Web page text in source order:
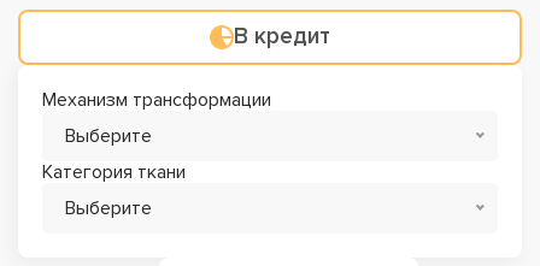
В кредит
Механизм трансформации
Выберите
Категория ткани
Выберите